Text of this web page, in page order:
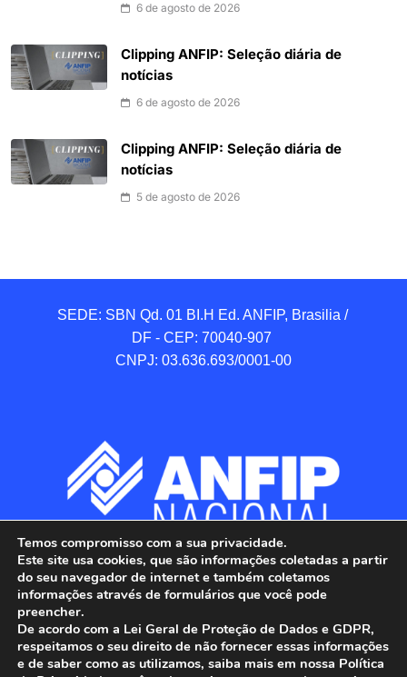
6 de agosto de 2026
Clipping ANFIP: Seleção diária de
notícias
6 de agosto de 2026
Clipping ANFIP: Seleção diária de
notícias
5 de agosto de 2026
SEDE: SBN Qd. 01 BI.H Ed. ANFIP, Brasilia /
DF - CEP: 70040-907
CNPJ: 03.636.693/0001-00
Temos compromisso com a sua privacidade.
Este site usa cookies, que são informações coletadas a partir
do seu navegador de internet e também coletamos
informações através de formulários que você pode
preencher.
De acordo com a Lei Geral de Proteção de Dados e GDPR,
respeitamos o seu direito de não fornecer essas informações
e de saber como as utilizamos, saiba mais em nossa Política